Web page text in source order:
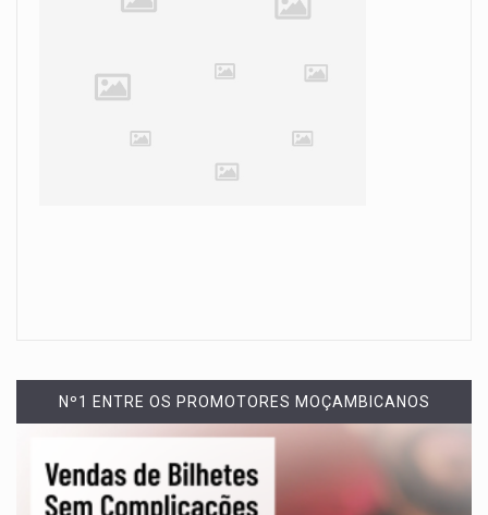
Nº1 ENTRE OS PROMOTORES MOÇAMBICANOS